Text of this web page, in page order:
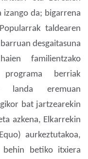
da; bigarrena
taldearen
desgaitasuna
familientzako
berriak
landa eremuan
bat jartzearekin
azkena, Elkarrekin
aurkeztutakoa,
behin betiko itxiera